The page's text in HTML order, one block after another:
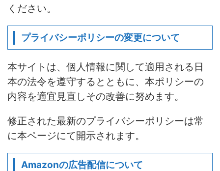
ください。
プライバシーポリシーの変更について
本サイトは、個人情報に関して適用される日
本の法令を遵守するとともに、本ポリシーの
内容を適宜見直しその改善に努めます。
修正された最新のプライバシーポリシーは常
に本ページにて開示されます。
Amazonの広告配信について